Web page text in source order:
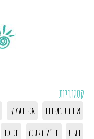
קטגוריות
אוהבת במיוחד אני ועצמי
חגים
חו"ל בקטנה חנוכה